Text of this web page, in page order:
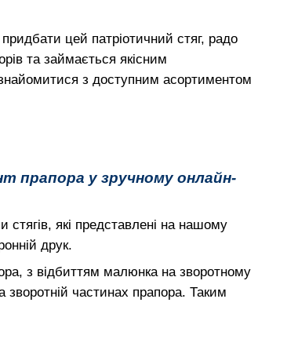
цей патріотичний стяг, радо
та займається якісним
з доступним асортиментом
прапора у зручному онлайн-
які представлені на нашому
друк.
з відбиттям малюнка на зворотному
зворотній частинах прапора. Таким